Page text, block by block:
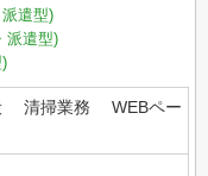
遣型)
派遣型)
清掃業務 WEBペー